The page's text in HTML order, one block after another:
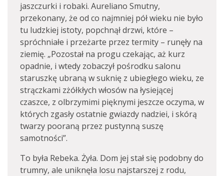
jaszczurki i robaki. Aureliano Smutny,
przekonany, że od co najmniej pół wieku nie było
tu ludzkiej istoty, popchnął drzwi, które –
spróchniałe i przeżarte przez termity – runęły na
ziemię. „Pozostał na progu czekając, aż kurz
opadnie, i wtedy zobaczył pośrodku salonu
staruszkę ubraną w suknię z ubiegłego wieku, ze
strączkami zżółkłych włosów na łysiejącej
czaszce, z olbrzymimi pięknymi jeszcze oczyma, w
których zgasły ostatnie gwiazdy nadziei, i skórą
twarzy pooraną przez pustynną suszę
samotności”.
To była Rebeka. Żyła. Dom jej stał się podobny do
trumny, ale uniknęła losu najstarszej z rodu,